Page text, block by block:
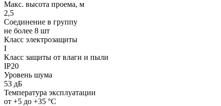
Макс. высота проема, м
2,5
Соединение в группу
не более 8 шт
Класс электрозащиты
I
Класс защиты от влаги и пыли
IP20
Уровень шума
53 дБ
Температура эксплуатации
от +5 до +35 °С